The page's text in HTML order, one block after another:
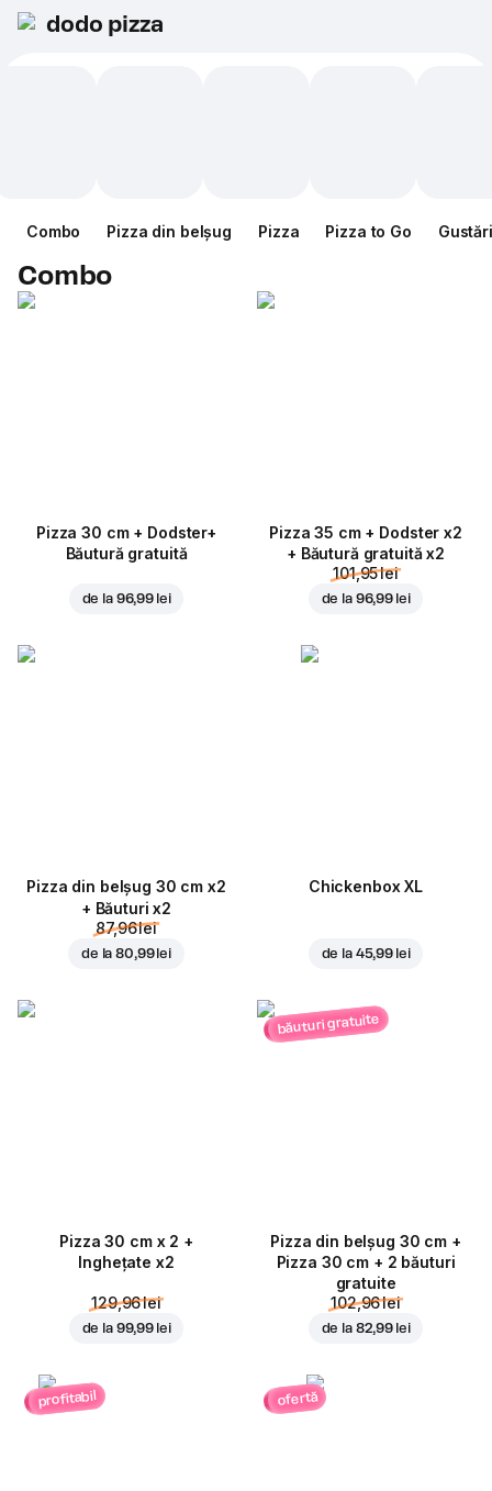
dodo pizza
Combo Pizza din belșug Pizza Pizza to Go Gustări
Combo
Pizza 30 cm + Dodster+
Băutură gratuită
de la 96,99 lei
Pizza 35 cm + Dodster x2
+ Băutură gratuită x2
101,95 lei
de la 96,99 lei
Pizza din belșug 30 cm x2
+ Băuturi x2
87,96 lei
de la80,99 lei
Chickenbox XL
de la 45,99 lei
Pizza 30 cm x 2 +
Inghețate x2
129,96 lei
de la 99,99 lei
băuturi gratuite
Pizza din belșug 30 cm +
Pizza 30 cm + 2 băuturi
gratuite
102,96 lei
de la 82,99 lei
profitabil ofertă